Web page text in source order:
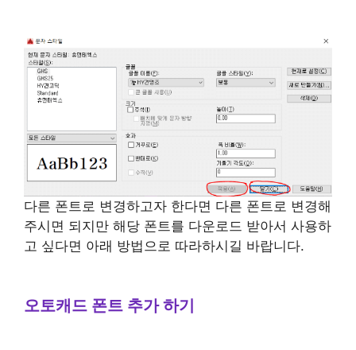
다른 폰트로 변경하고자 한다면 다른 폰트로 변경해
주시면 되지만 해당 폰트를 다운로드 받아서 사용하
고 싶다면 아래 방법으로 따라하시길 바랍니다.
오토캐드 폰트 추가 하기